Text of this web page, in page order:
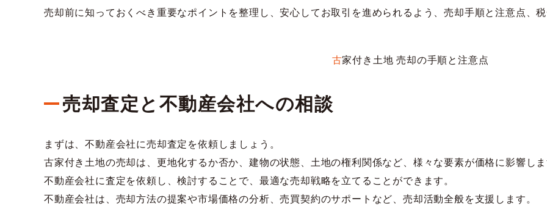
売却前に知っておくべき重要なポイントを整理し、安心してお取引を進められるよう、売却手順と注意点、
古家付き土地 売却の手順と注意点
売却査定と不動産会社への相談
まずは、不動産会社に売却査定を依頼しましょう。
古家付き土地の売却は、更地化するか否か、建物の状態、土地の権利関係など、様々な要素が価格に影響し
不動産会社に査定を依頼し、検討することで、最適な売却戦略を立てることができます。
不動産会社は、売却方法の提案や市場価格の分析、売買契約のサポートなど、売却活動全般を支援します。